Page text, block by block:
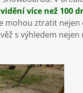
vidění více než
mohou ztratit
s výhledem nejen